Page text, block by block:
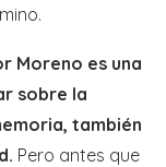
Moreno es una
sobre la
también
Pero antes que